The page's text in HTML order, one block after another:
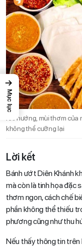
Khi nướng, mùi thơm
không thể cưỡng lại
Lời kết
Bánh ướt Diên Khánh
mà còn là tinh họa đặc
thơm ngon, cách chế
phần không thể thiếu
phương cũng như thu
Nếu thấy thông tin trên
→
Mục lục